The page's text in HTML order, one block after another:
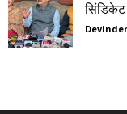
सिंडिकेट